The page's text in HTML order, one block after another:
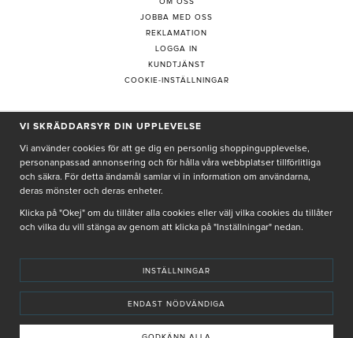
JOBBA MED OSS
REKLAMATION
LOGGA IN
KUNDTJÄNST
COOKIE-INSTÄLLNINGAR
PRENUMERERA PÅ NYHETSBREV
Genom att ge min e-post, accepterar jag Seth och Sally integritetspolicy
De uppgifter du matar in kommer endast användas till våra nyhetsbrev.
VI SKRÄDDARSYR DIN UPPLEVELSE
Vi använder cookies för att ge dig en personlig shoppingupplevelse,
personanpassad annonsering och för hålla våra webbplatser tillförlitliga
och säkra. För detta ändamål samlar vi in information om användarna,
deras mönster och deras enheter.
Klicka på "Okej" om du tillåter alla cookies eller välj vilka cookies du tillåter
och vilka du vill stänga av genom att klicka på "Inställningar" nedan.
INSTÄLLNINGAR
ENDAST NÖDVÄNDIGA